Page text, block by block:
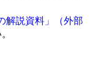
解説資料」（外部